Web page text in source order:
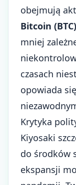
obejmują
Bitcoin (BTC)
mniej
czasach
opowiada
Krytyka
Kiyosaki
do środków
ekspansji